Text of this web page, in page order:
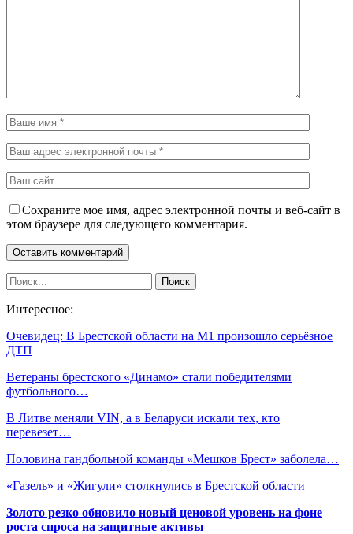
Сохраните мое имя, адрес электронной почты и веб-сайт в
этом браузере для следующего комментария.
Интересное:
Очевидец: В Брестской области на М1 произошло серьёзное
ДТП
Ветераны брестского «Динамо» стали победителями
футбольного…
В Литве меняли VIN, а в Беларуси искали тех, кто
перевезет…
Половина гандбольной команды «Мешков Брест» заболела…
«Газель» и «Жигули» столкнулись в Брестской области
Золото резко обновило новый ценовой уровень на фоне
роста спроса на защитные активы